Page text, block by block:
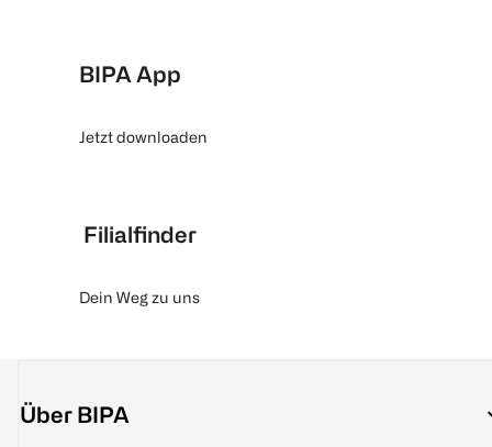
BIPA App
Jetzt downloaden
Filialfinder
Dein Weg zu uns
Über BIPA